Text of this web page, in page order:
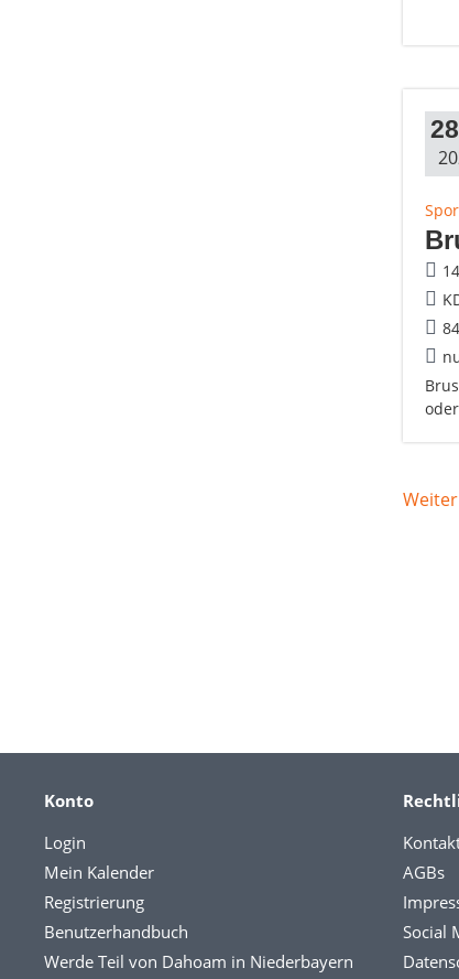
Weiter
Konto
Login
Mein Kalender
Registrierung
Benutzerhandbuch
Werde Teil von Dahoam in Niederbayern
AGBs
Social